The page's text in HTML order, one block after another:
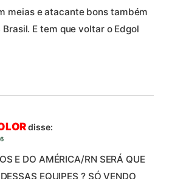
meias e atacante bons também
Brasil. E tem que voltar o Edgol
disse:
E DO AMÉRICA/RN SERÁ QUE
EQUIPES ? SÓ VENDO